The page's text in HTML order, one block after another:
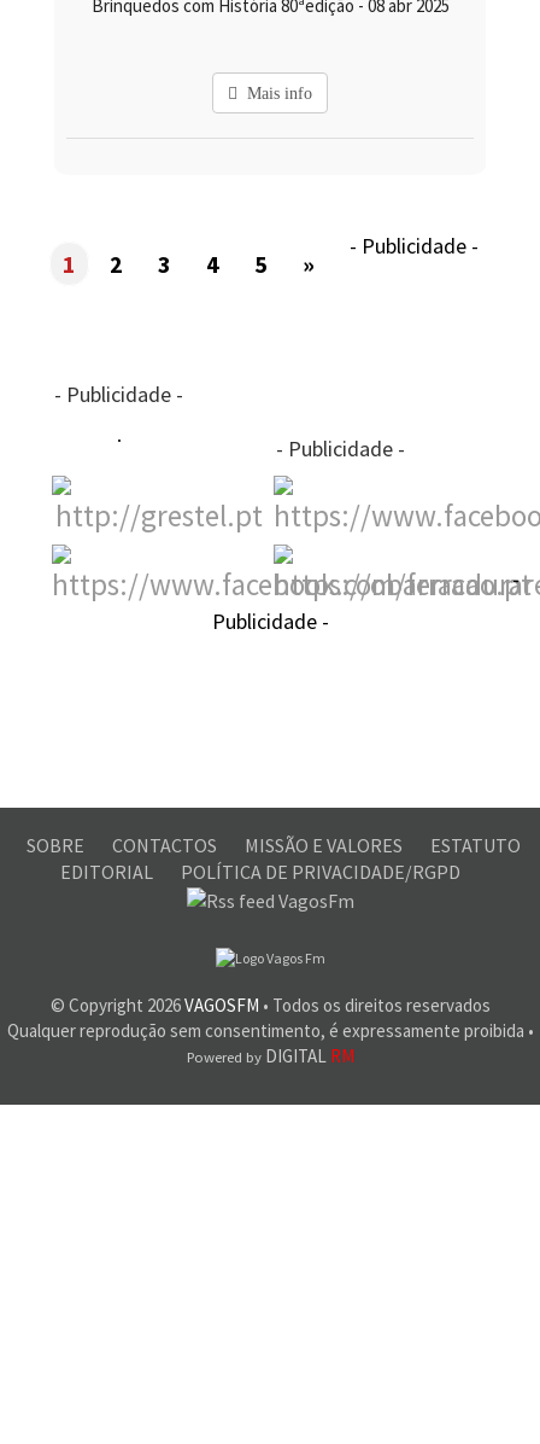
Brinquedos com História 80ªedição - 08 abr 2025
Mais info
1 2 3 4 5 »
- Publicidade -
- Publicidade -
- Publicidade -
-
Publicidade -
SOBRE CONTACTOS MISSÃO E VALORES
ESTATUTO
EDITORIAL
POLÍTICA DE PRIVACIDADE/RGPD
© Copyright 2026VAGOSFM • Todos os direitos reservados
Qualquer reprodução sem consentimento, é expressamente proibida •
Powered byDIGITAL RM